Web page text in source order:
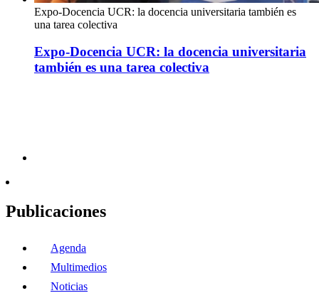
Expo-Docencia UCR: la docencia universitaria también es
una tarea colectiva
Expo-Docencia UCR: la docencia universitaria
también es una tarea colectiva
Publicaciones
Agenda
Multimedios
Noticias